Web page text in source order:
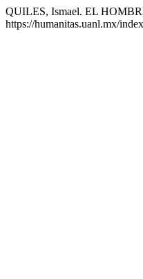
QUILES, Ismael. EL
https://humanitas.uanl.mx/